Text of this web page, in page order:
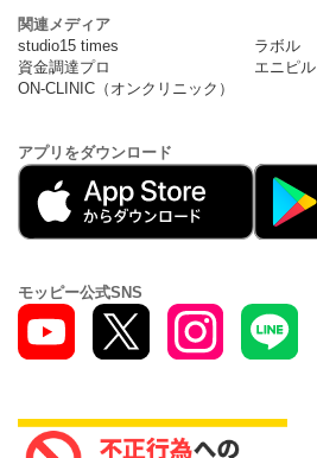
関連メディア
studio15 times
ラボル
資金調達プロ
エニピル
ON-CLINIC（オンクリニック）
アプリをダウンロード
モッピー公式SNS